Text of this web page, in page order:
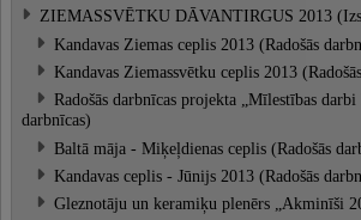
ZIEMASSVĒTKU DĀVANTIRGUS 2013
Kandavas Ziemas ceplis 2013 (Radošās
Kandavas Ziemassvētku ceplis 2013
Radošās darbnīcas projekta „Mīlestības
darbnīcas)
Baltā māja - Miķeļdienas ceplis (Radošās
Kandavas ceplis - Jūnijs 2013 (Radošās
Gleznotāju un keramiķu plenērs „Akminīši